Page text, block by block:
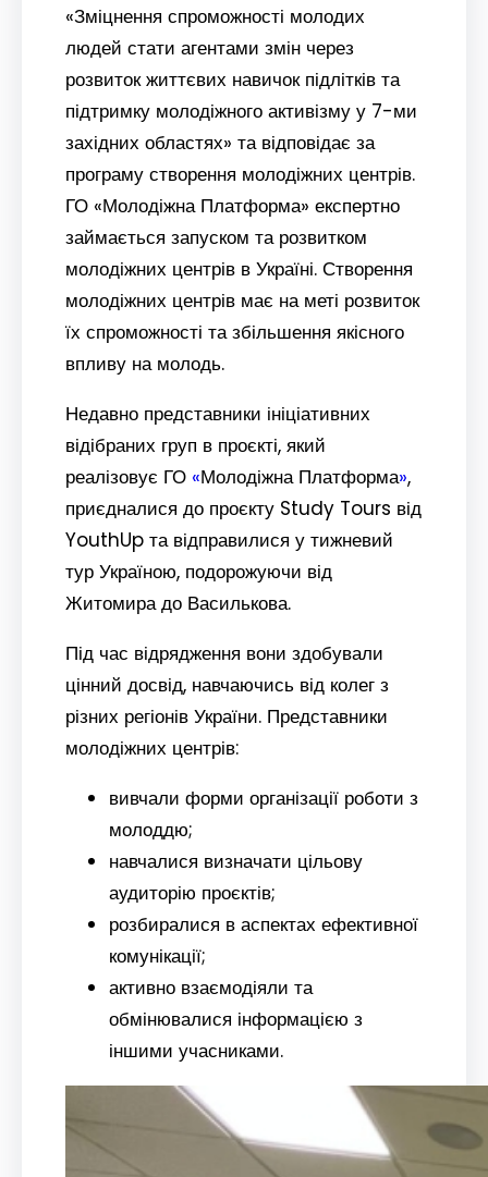
«Зміцнення спроможності молодих
людей стати агентами змін через
розвиток життєвих навичок підлітків та
підтримку молодіжного активізму у 7-ми
західних областях» та відповідає за
програму створення молодіжних центрів.
ГО «Молодіжна Платформа» експертно
займається запуском та розвитком
молодіжних центрів в Україні. Створення
молодіжних центрів має на меті розвиток
їх спроможності та збільшення якісного
впливу на молодь.
Недавно представники ініціативних
відібраних груп в проєкті, який
реалізовує ГО «Молодіжна Платформа»,
приєдналися до проєкту Study Tours від
YouthUp та відправилися у тижневий
тур Україною, подорожуючи від
Житомира до Василькова.
Під час відрядження вони здобували
цінний досвід, навчаючись від колег з
різних регіонів України. Представники
молодіжних центрів:
вивчали форми організації роботи з
молоддю;
навчалися визначати цільову
аудиторію проєктів;
розбиралися в аспектах ефективної
комунікації;
активно взаємодіяли та
обмінювалися інформацією з
іншими учасниками.